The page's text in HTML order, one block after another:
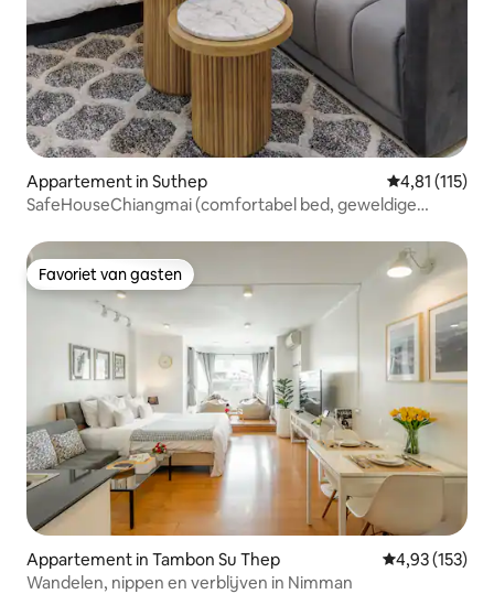
Appartement in Suthep Gemiddelde
4,81 (115)
SafeHouseChiangmai (comfortabel bed, geweldige
Favoriet van gasten
Favoriet van gasten
Appartement in Tambon Su Thep Gemiddelde
4,93 (153)
Wandelen, nippen en verblijven in Nimman